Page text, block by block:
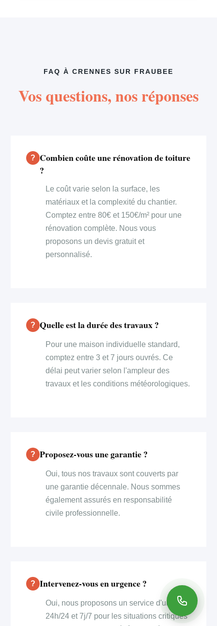
FAQ À CRENNES SUR FRAUBEE
Vos questions, nos réponses
Combien coûte une rénovation de toiture
?
Le coût varie selon la surface, les
matériaux et la complexité du chantier.
Comptez entre 80€ et 150€/m² pour une
rénovation complète. Nous vous
proposons un devis gratuit et
personnalisé.
Quelle est la durée des travaux ?
Pour une maison individuelle standard,
comptez entre 3 et 7 jours ouvrés. Ce
délai peut varier selon l'ampleur des
travaux et les conditions météorologiques.
Proposez-vous une garantie ?
Oui, tous nos travaux sont couverts par
une garantie décennale. Nous sommes
également assurés en responsabilité
civile professionnelle.
Intervenez-vous en urgence ?
Oui, nous proposons un service d'urgence
24h/24 et 7j/7 pour les situations critiques